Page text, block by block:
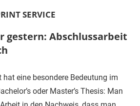
SERVICE
gestern: Abschlussarbeit
hat eine besondere Bedeutung im
oder Master’s Thesis: Man